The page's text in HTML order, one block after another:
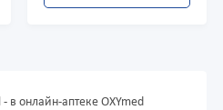
в онлайн-аптеке OXYmed